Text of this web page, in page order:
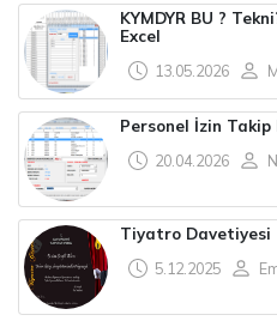
KYMDYR BU ?
Excel
13.05.2026
Personel İzin Takip
20.04.2026
Tiyatro Davetiyesi
5.12.2025